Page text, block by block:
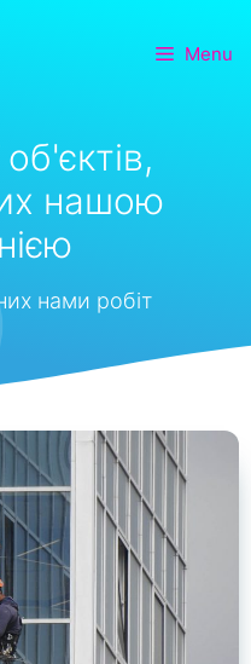
Menu
нашою
нами робіт